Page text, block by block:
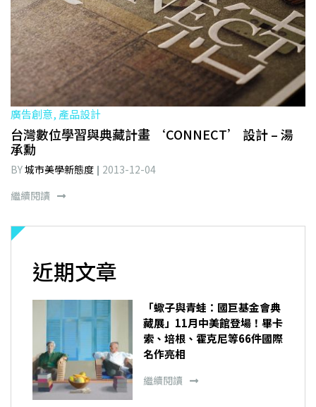
廣告創意, 產品設計
台灣數位學習與典藏計畫 ‘CONNECT’ 設計 – 湯
承勳
BY城市美學新態度
2013-12-04
繼續閱讀
近期文章
「蠍子與青蛙：國巨基金會典
藏展」11月中美館登場！畢卡
索、培根、霍克尼等66件國際
名作亮相
繼續閱讀